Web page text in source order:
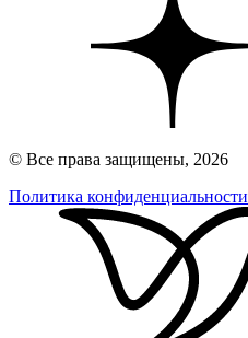
© Все права защищены, 2026
Политика конфиденциальности